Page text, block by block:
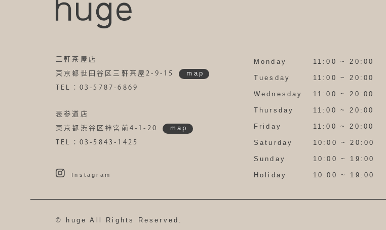
三軒茶屋店
東京都世田谷区三軒茶屋2-9-15 map
TEL：03-5787-6869
表参道店
東京都渋谷区神宮前4-1-20 map
TEL：03-5843-1425
Instagram
Monday 11:00 ~ 20:00
Tuesday 11:00 ~ 20:00
Wednesday 11:00 ~ 20:00
Thursday 11:00 ~ 20:00
Friday 11:00 ~ 20:00
Saturday 10:00 ~ 20:00
Sunday 10:00 ~ 19:00
Holiday 10:00 ~ 19:00
© huge All Rights Reserved.